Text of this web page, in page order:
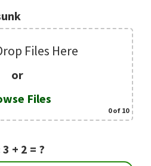
Files Here
or
Files
0of 10
+ 2 = ?